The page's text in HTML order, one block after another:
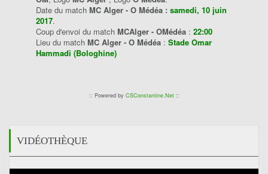
Date du match MC Alger - O Médéa : samedi, 10 juin
2017.
Coup d'envoi du match MCAlger - OMédéa : 22:00
Lieu du match MC Alger - O Médéa : Stade Omar
Hammadi (Bologhine)
:: Powered by CSConstantine.Net::
VIDÉOTHÈQUE